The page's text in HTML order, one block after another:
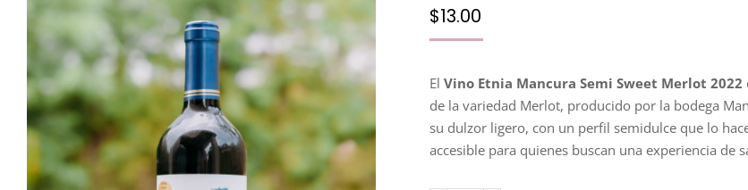
$13.00
El Vino Etnia Mancura Semi Sweet Merlot 2022
de la variedad Merlot, producido por la bodega
su dulzor ligero, con un perfil semidulce que lo
accesible para quienes buscan una experiencia de